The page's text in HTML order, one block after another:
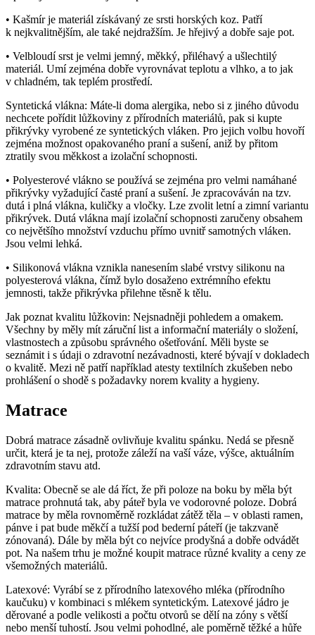
• Kašmír je materiál získávaný ze srsti horských koz. Patří
k nejkvalitnějším, ale také nejdražším. Je hřejivý a dobře saje pot.
• Velbloudí srst je velmi jemný, měkký, přiléhavý a ušlechtilý
materiál. Umí zejména dobře vyrovnávat teplotu a vlhko, a to jak
v chladném, tak teplém prostředí.
Syntetická vlákna: Máte-li doma alergika, nebo si z jiného důvodu
nechcete pořídit lůžkoviny z přírodních materiálů, pak si kupte
přikrývky vyrobené ze syntetických vláken. Pro jejich volbu hovoří
zejména možnost opakovaného praní a sušení, aniž by přitom
ztratily svou měkkost a izolační schopnosti.
• Polyesterové vlákno se používá se zejména pro velmi namáhané
přikrývky vyžadující časté praní a sušení. Je zpracováván na tzv.
dutá i plná vlákna, kuličky a vločky. Lze zvolit letní a zimní variantu
přikrývek. Dutá vlákna mají izolační schopnosti zaručeny obsahem
co největšího množství vzduchu přímo uvnitř samotných vláken.
Jsou velmi lehká.
• Silikonová vlákna vznikla nanesením slabé vrstvy silikonu na
polyesterová vlákna, čímž bylo dosaženo extrémního efektu
jemnosti, takže přikrývka přilehne těsně k tělu.
Jak poznat kvalitu lůžkovin: Nejsnadněji pohledem a omakem.
Všechny by měly mít záruční list a informační materiály o složení,
vlastnostech a způsobu správného ošetřování. Měli byste se
seznámit i s údaji o zdravotní nezávadnosti, které bývají v dokladech
o kvalitě. Mezi ně patří například atesty textilních zkušeben nebo
prohlášení o shodě s požadavky norem kvality a hygieny.
Matrace
Dobrá matrace zásadně ovlivňuje kvalitu spánku. Nedá se přesně
určit, která je ta nej, protože záleží na vaší váze, výšce, aktuálním
zdravotním stavu atd.
Kvalita: Obecně se ale dá říct, že při poloze na boku by měla být
matrace prohnutá tak, aby páteř byla ve vodorovné poloze. Dobrá
matrace by měla rovnoměrně rozkládat zátěž těla – v oblasti ramen,
pánve i pat bude měkčí a tužší pod bederní páteří (je takzvaně
zónovaná). Dále by měla být co nejvíce prodyšná a dobře odvádět
pot. Na našem trhu je možné koupit matrace různé kvality a ceny ze
všemožných materiálů.
Latexové: Vyrábí se z přírodního latexového mléka (přírodního
kaučuku) v kombinaci s mlékem syntetickým. Latexové jádro je
děrované a podle velikosti a počtu otvorů se dělí na zóny s větší
nebo menší tuhostí. Jsou velmi pohodlné, ale poměrně těžké a hůře